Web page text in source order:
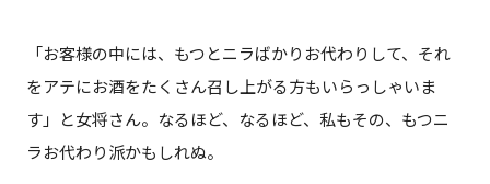
「お客様の中には、もつとニラばかりお代わりして、それ
をアテにお酒をたくさん召し上がる方もいらっしゃいま
す」と女将さん。なるほど、なるほど、私もその、もつニ
ラお代わり派かもしれぬ。